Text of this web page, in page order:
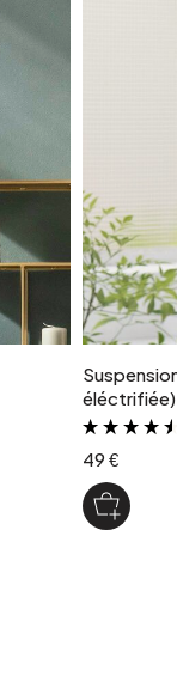
éléctrifiée)
49 €